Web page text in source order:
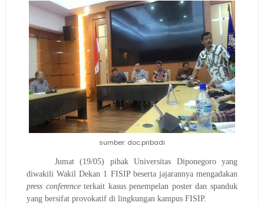
sumber: doc.pribadi
Jumat (19/05) pihak Universitas Diponegoro yang
diwakili Wakil Dekan 1 FISIP beserta jajarannya mengadakan
press conferenceterkait kasus penempelan poster dan spanduk
yang bersifat provokatif di lingkungan kampus FISIP.